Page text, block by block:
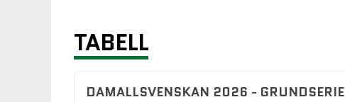
TABELL
DAMALLSVENSKAN 2026 - GRUNDSERIE